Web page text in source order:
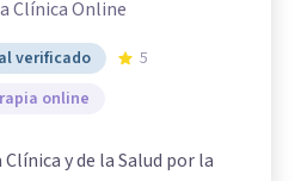
Clínica Online
verificado
5
online
y de la Salud por la